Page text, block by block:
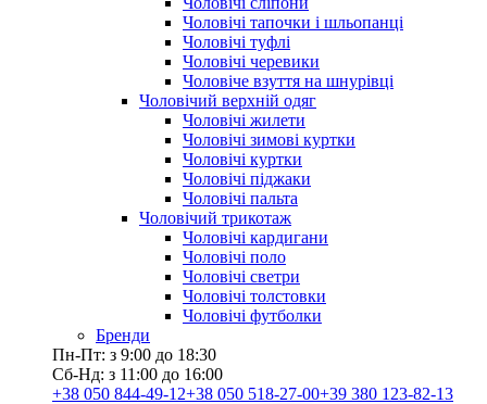
Чоловічі тапочки і шльопанці
Чоловічі туфлі
Чоловічі черевики
Чоловіче взуття на шнурівці
Чоловічий верхній одяг
Чоловічі жилети
Чоловічі зимові куртки
Чоловічі куртки
Чоловічі піджаки
Чоловічі пальта
Чоловічий трикотаж
Чоловічі кардигани
Чоловічі поло
Чоловічі светри
Чоловічі толстовки
Чоловічі футболки
Бренди
Пн-Пт: з 9:00 до 18:30
Сб-Нд: з 11:00 до 16:00
+38 050 844-49-12+38 050 518-27-00+39 380 123-82-13